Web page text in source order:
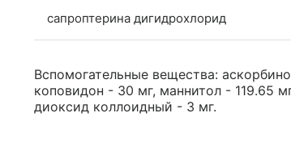
сапроптерина дигидрохлорид
Вспомогательные вещества:
коповидон - 30 мг, маннитол - 119.65
диоксид коллоидный - 3 мг.